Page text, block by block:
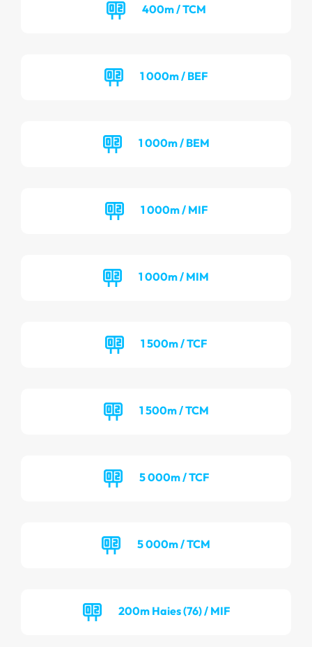
400m / TCM
1 000m / BEF
1 000m / BEM
1 000m / MIF
1 000m / MIM
1 500m / TCF
1 500m / TCM
5 000m / TCF
5 000m / TCM
200m Haies (76) / MIF